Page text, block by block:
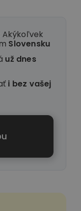
Akýkoľvek
Slovensku
už dnes
i bez vašej